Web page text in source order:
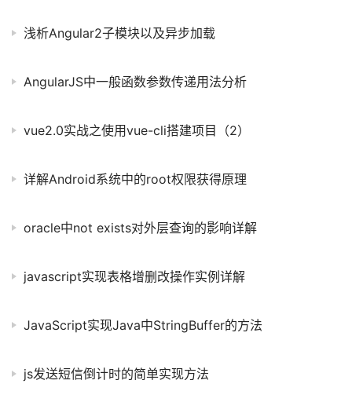
浅析Angular2子模块以及异步加载
AngularJS中一般函数参数传递用法分析
vue2.0实战之使用vue-cli搭建项目（2）
详解Android系统中的root权限获得原理
oracle中not exists对外层查询的影响详解
javascript实现表格增删改操作实例详解
JavaScript实现Java中StringBuffer的方法
js发送短信倒计时的简单实现方法